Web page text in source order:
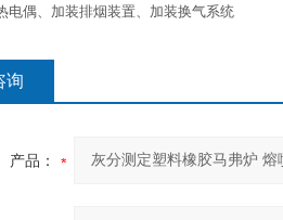
电偶、加装排烟装置、加装换气系统
询
产品：